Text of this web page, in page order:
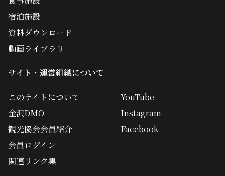
宿泊施設
資料ダウンロード
動画ライブラリ
サイト・運営組織について
このサイトについて
金沢DMO
観光協会会員紹介
会員ログイン
関連リンク集
YouTube
Instagram
Facebook